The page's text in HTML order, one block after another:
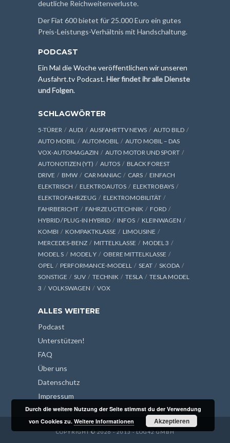
deutliche Reichweitenverluste.
Der Fiat 600 bietet für 25.000 Euro ein gutes
Preis-Leistungs-Verhältnis mit Handschaltung.
PODCAST
Ein Mal die Woche veröffentlichen wir unseren
Ausfahrt.tv Podcast.Hier findet ihr alle Dienste
und Folgen.
SCHLAGWÖRTER
5-TÜRER AUDI AUSFAHRTTV NEWS
AUTO BILD
AUTO MOBIL
AUTOMOBIL
AUTO MOBIL – DAS
VOX-AUTOMAGAZIN
AUTO MOTOR UND SPORT
AUTONOTIZEN (YT)
AUTOS
BLACK FOREST
DRIVE
BMW CAR MANIAC CARS
EINFACH
ELEKTRISCH
ELEKTROAUTOS
ELEKTROBAYS
ELEKTROFAHRZEUG
ELEKTROMOBILITÄT
FAHRBERICHT
FAHRZEUGTECHNIK
FORD
HYBRID / PLUG-IN HYBRID
INFOS
KLEINWAGEN
KOMBI
KOMPAKTKLASSE
LIMOUSINE
MERCEDES-BENZ
MITTELKLASSE
MODEL 3
MODEL S
MODEL Y
OBERE MITTELKLASSE
OPEL
PERFORMANCE-MODELL SEAT
SKODA
SONSTIGE
SUV TECHNIK TESLA
TESLA MODEL
3
VOLKSWAGEN VOX
ALLES WEITERE
Podcast
Unterstützen!
FAQ
Über uns
Datenschutz
Impressum
COPYRIGHT © 2026 - 2013 - LOG42 GMBH
Durch die weitere Nutzung der Seite stimmst du der Verwendung
von Cookies zu.Weitere Informationen Akzeptieren